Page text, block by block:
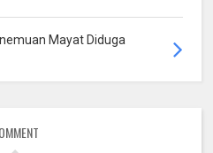
Mayat Diduga